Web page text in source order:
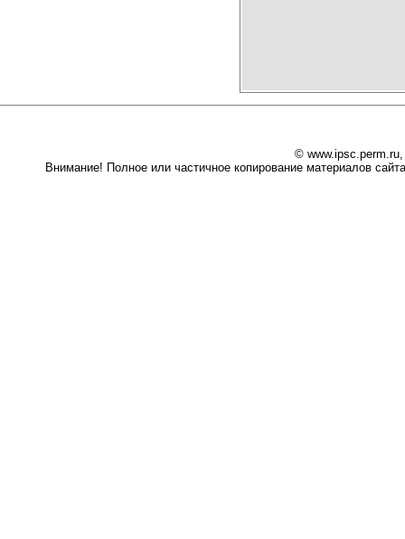
©
Внимание! Полное или частичное копирование материалов